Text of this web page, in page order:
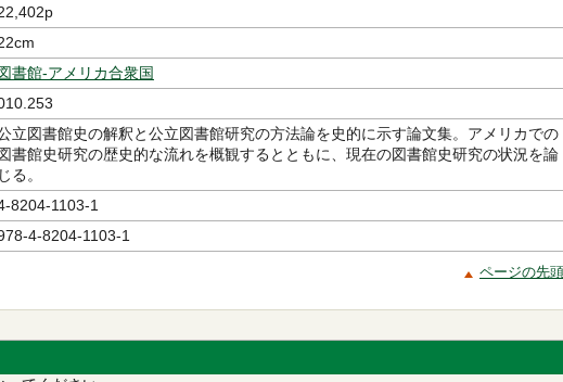
書館-アメリカ合衆国
立図書館史の解釈と公立図書館研究の方法論を史的に示す論文集。アメリカでの
書館史研究の歴史的な流れを概観するとともに、現在の図書館史研究の状況を論
じる。
8204-1103-1
4-8204-1103-1
ページの先